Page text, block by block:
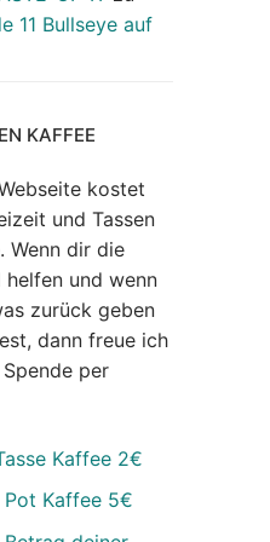
11 Bullseye auf
KAFFEE
kostet
und Tassen
Wenn dir die
und wenn
zurück geben
dann freue ich
per
Kaffee 2€
Pot Kaffee 5€